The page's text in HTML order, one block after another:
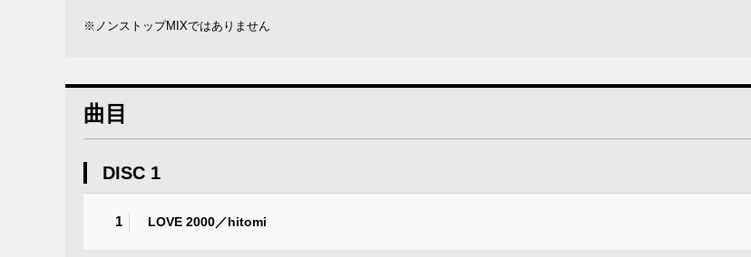
※ノンストップMIXではありません
曲目
DISC 1
1 LOVE 2000／hitomi